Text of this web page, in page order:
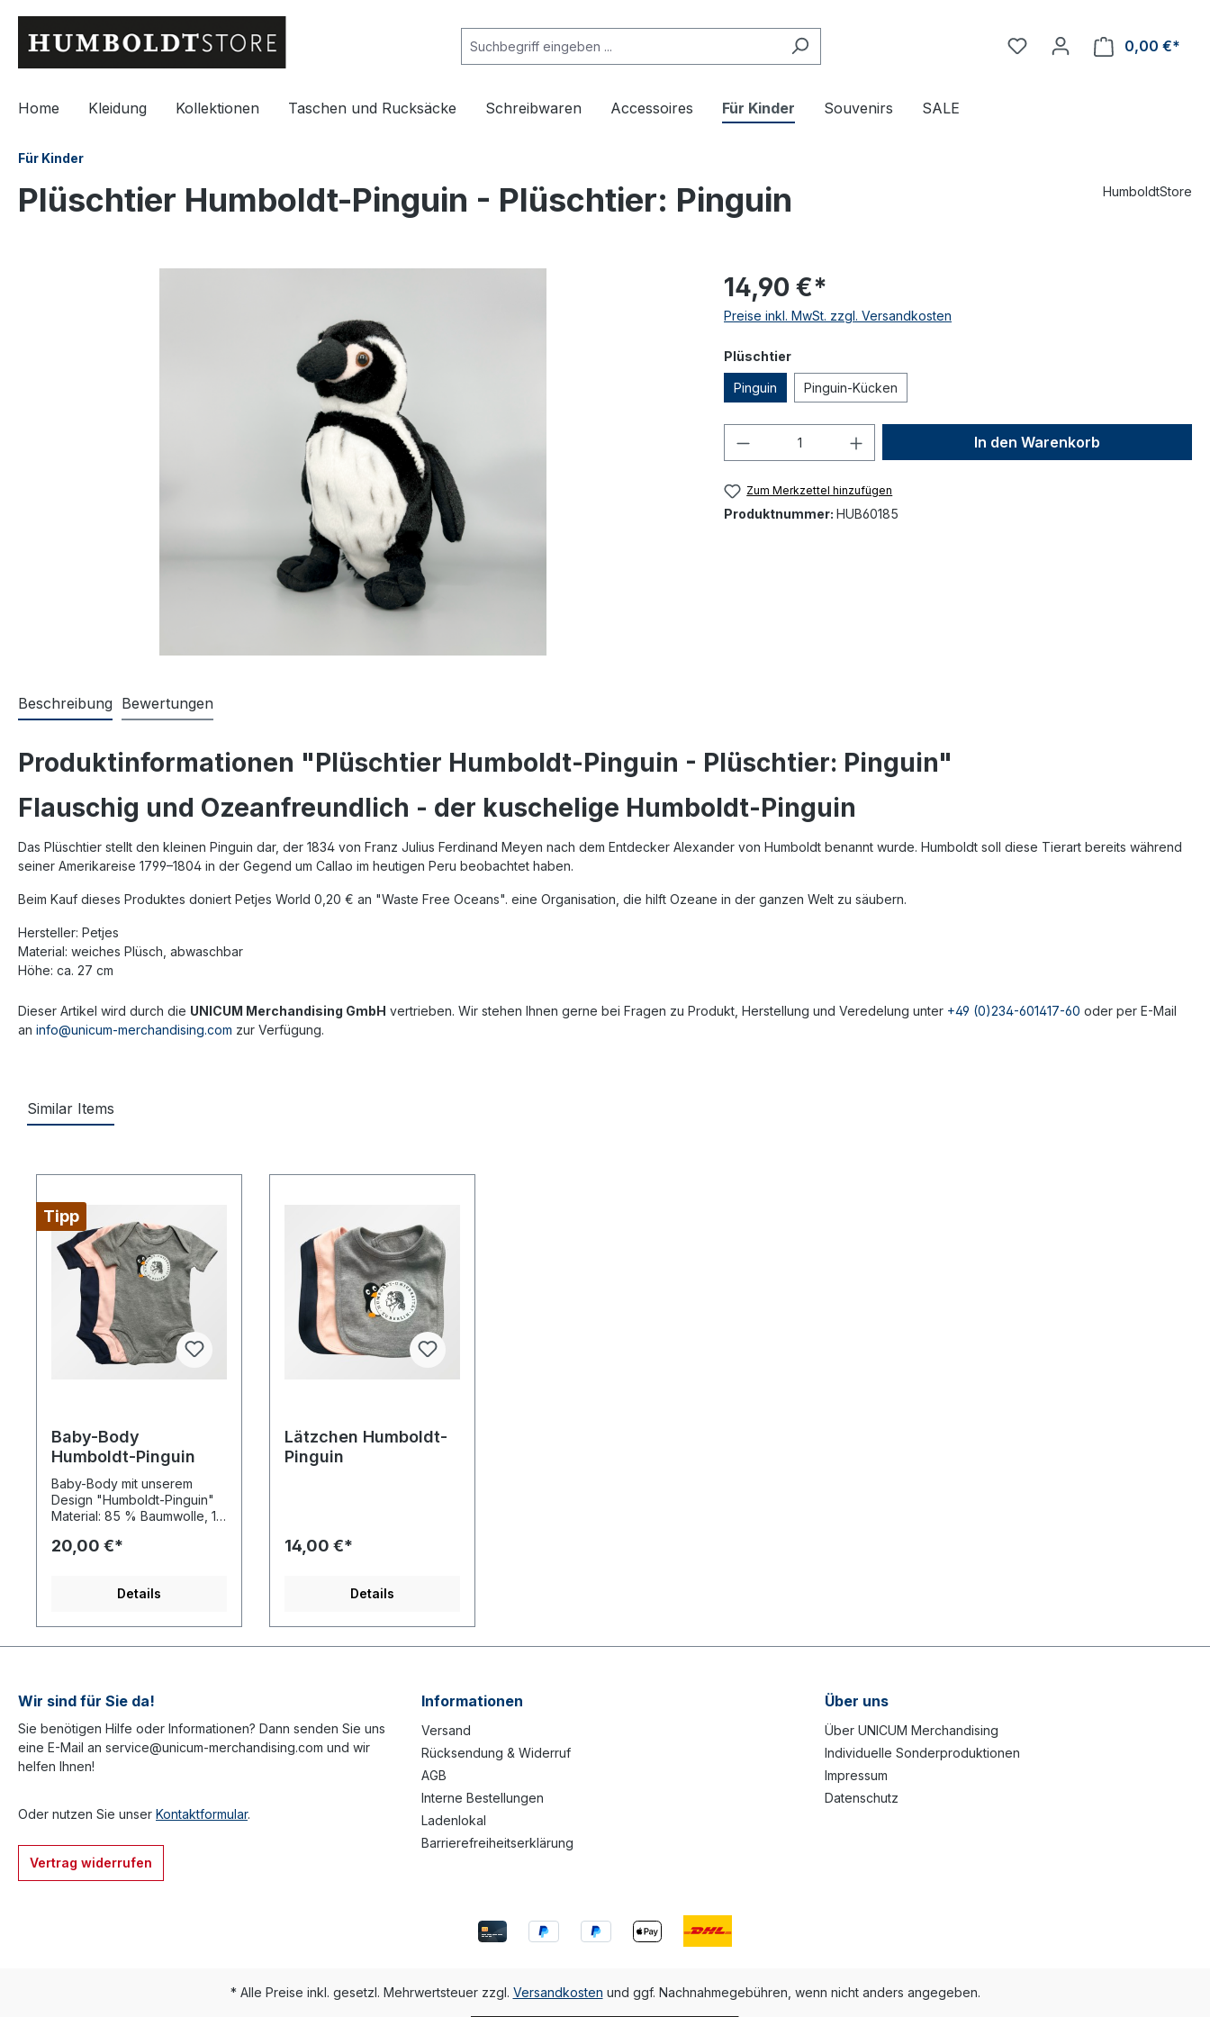
Zur Hauptnavigation springen
0,00 €*
Home Kleidung Kollektionen Taschen und Rucksäcke Schreibwaren Accessoires Für Kinder Souvenirs SALE
Für Kinder
Plüschtier Humboldt-Pinguin - Plüschtier: Pinguin HumboldtStore
14,90 €*
Preise inkl. MwSt. zzgl. Versandkosten
Plüschtierauswählen
Pinguin Pinguin-Kücken
Produkt Anzahl: Gib den gewünschten Wert
In den Warenkorb
Zum Merkzettel hinzufügen
Produktnummer: HUB60185
Beschreibung Bewertungen
Produktinformationen "Plüschtier Humboldt-Pinguin - Plüschtier: Pinguin"
Flauschig und Ozeanfreundlich - der kuschelige Humboldt-Pinguin
Das Plüschtier stellt den kleinen Pinguin dar, der 1834 von Franz Julius Ferdinand Meyen nach dem Entdecker Alexander von Humboldt benannt wurde. Humboldt soll diese Tierart bereits während
seiner Amerikareise 1799–1804 in der Gegend um Callao im heutigen Peru beobachtet haben.
Beim Kauf dieses Produktes doniert Petjes World 0,20 € an "Waste Free Oceans". eine Organisation, die hilft Ozeane in der ganzen Welt zu säubern.
Hersteller: Petjes
Material: weiches Plüsch, abwaschbar
Höhe: ca. 27 cm
Dieser Artikel wird durch die UNICUM Merchandising GmbH vertrieben. Wir stehen Ihnen gerne bei Fragen zu Produkt, Herstellung und Veredelung unter +49 (0)234-601417-60 oder per E-Mail
an info@unicum-merchandising.com zur Verfügung.
Similar Items
Tipp
Baby-Body
Humboldt-Pinguin
Baby-Body mit unserem
Design "Humboldt-Pinguin"
Material: 85 % Baumwolle, 15
Babybugz by Mantis World
20,00 €*
Details
Lätzchen Humboldt-
Pinguin
14,00 €*
Details
Wir sind für Sie da!
Sie benötigen Hilfe oder Informationen? Dann senden Sie uns
eine E-Mail an service@unicum-merchandising.com und wir
helfen Ihnen!
Oder nutzen Sie unser Kontaktformular.
Vertrag widerrufen
Informationen
Versand
Rücksendung & Widerruf
AGB
Interne Bestellungen
Ladenlokal
Barrierefreiheitserklärung
Über uns
Über UNICUM Merchandising
Individuelle Sonderproduktionen
Impressum
Datenschutz
* Alle Preise inkl. gesetzl. Mehrwertsteuer zzgl. Versandkosten und ggf. Nachnahmegebühren, wenn nicht anders angegeben.